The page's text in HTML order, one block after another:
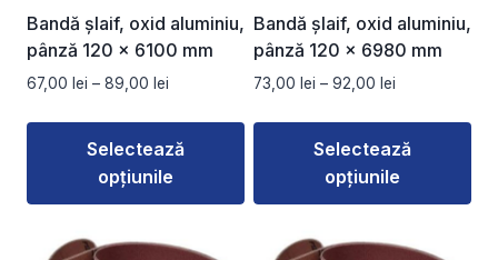
fi
alese
pagina
produsului.
fi
alese
pagina
produsului.
Bandă șlaif, oxid aluminiu,
pânză 120 x 6100 mm
67,00 lei – 89,00 lei
prețuri:
67,00 lei
până
Selectează
opțiunile
produs
Bandă șlaif, oxid aluminiu,
pânză 120 x 6980 mm
73,00 lei – 92,00 lei
prețuri:
73,00 lei
până
Selectează
opțiunile
produs